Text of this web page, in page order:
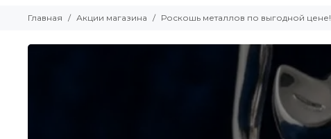
Главная Акции магазина Роскошь металлов по выгодной цене!